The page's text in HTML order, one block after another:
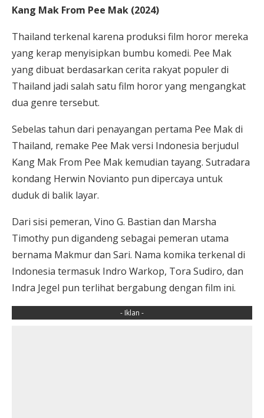
Kang Mak From Pee Mak (2024)
Thailand terkenal karena produksi film horor mereka
yang kerap menyisipkan bumbu komedi. Pee Mak
yang dibuat berdasarkan cerita rakyat populer di
Thailand jadi salah satu film horor yang mengangkat
dua genre tersebut.
Sebelas tahun dari penayangan pertama Pee Mak di
Thailand, remake Pee Mak versi Indonesia berjudul
Kang Mak From Pee Mak kemudian tayang. Sutradara
kondang Herwin Novianto pun dipercaya untuk
duduk di balik layar.
Dari sisi pemeran, Vino G. Bastian dan Marsha
Timothy pun digandeng sebagai pemeran utama
bernama Makmur dan Sari. Nama komika terkenal di
Indonesia termasuk Indro Warkop, Tora Sudiro, dan
Indra Jegel pun terlihat bergabung dengan film ini.
- Iklan -